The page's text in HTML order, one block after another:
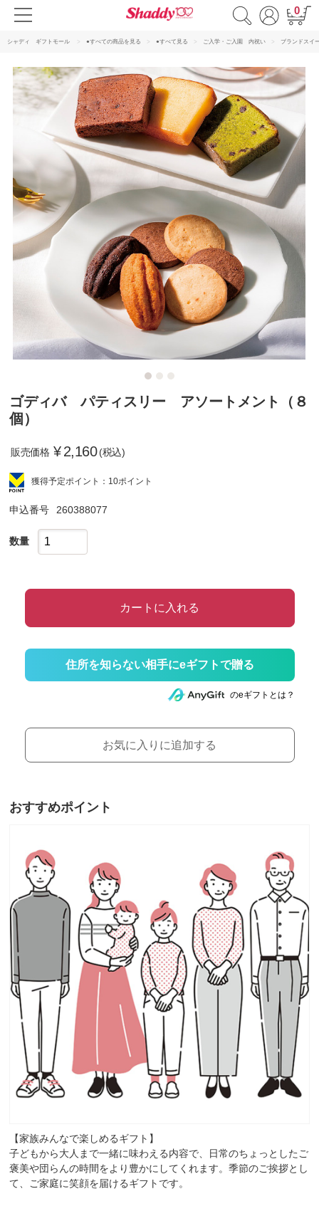
0
シャディ ギフトモール ●すべての商品を見る ●すべて見る ご入学・ご入園 内祝い ブランドスイ
ゴディバ パティスリー アソートメント（８
個）
販売価格 ¥2,160 (税込)
獲得予定ポイント：10ポイント
申込番号 260388077
数量
カートに入れる
住所を知らない相手にeギフトで贈る
のeギフトとは？
お気に入りに追加する
おすすめポイント
【家族みんなで楽しめるギフト】
子どもから大人まで一緒に味わえる内容で、日常のちょっとしたご
褒美や団らんの時間をより豊かにしてくれます。季節のご挨拶とし
て、ご家庭に笑顔を届けるギフトです。